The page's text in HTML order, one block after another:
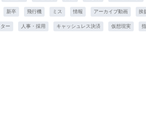
新卒 飛行機 ミス 情報 アーカイブ動画 挨
ー 人事・採用 キャッシュレス決済 仮想現実